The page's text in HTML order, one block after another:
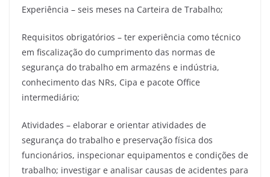
Experiência – seis meses na Carteira de Trabalho;
Requisitos obrigatórios – ter experiência como técnico
em fiscalização do cumprimento das normas de
segurança do trabalho em armazéns e indústria,
conhecimento das NRs, Cipa e pacote Office
intermediário;
Atividades – elaborar e orientar atividades de
segurança do trabalho e preservação física dos
funcionários, inspecionar equipamentos e condições de
trabalho; investigar e analisar causas de acidentes para